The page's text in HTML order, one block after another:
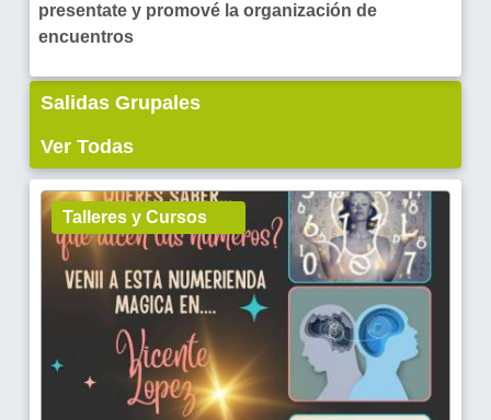
presentate y promové la organización de
encuentros
Salidas Grupales
Ver Todas
Talleres y Cursos